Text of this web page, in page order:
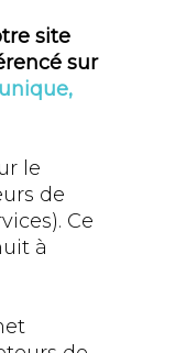
site
sur
le
de
Ce
à